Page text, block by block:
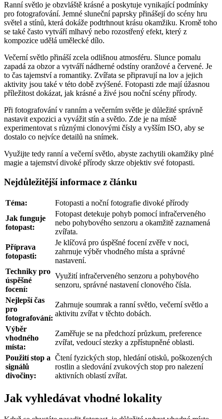
Ranní světlo je obzvláště krásné a poskytuje vynikající podmínky
pro fotografování. Jemné sluneční paprsky přinášejí do scény hru
světel a stínů, která dokáže podtrhnout krásu okamžiku. Kromě toho
se také často vytváří mlhavý nebo rozostřený efekt, který z
kompozice udělá umělecké dílo.
Večerní světlo přináší zcela odlišnou atmosféru. Slunce pomalu
zapadá za obzor a vytváří nádherné odstíny oranžové a červené. Je
to čas tajemství a romantiky. Zvířata se připravují na lov a jejich
aktivity jsou také v této době zvýšené. Fotopasti zde mají úžasnou
příležitost dokázat, jak krásné a živé jsou noční scény přírody.
Při fotografování v ranním a večerním světle je důležité správně
nastavit expozici a vyvážit stín a světlo. Zde je na místě
experimentovat s různými clonovými čísly a vyšším ISO, aby se
dostalo co nejvíce detailů na snímek.
Využijte tedy ranní a večerní světlo, abyste zachytili okamžiky plné
magie a tajemství divoké přírody skrze objektiv své fotopasti.
Nejdůležitější informace z článku
Téma:
Fotopasti a noční fotografie divoké přírody
Jak funguje
fotopast:
Fotopast detekuje pohyb pomocí infračerveného
nebo pohybového senzoru a okamžitě zaznamená
zvířata.
Příprava
fotopasti:
Je klíčová pro úspěšné focení zvěře v noci,
zahrnuje výběr vhodného místa a správné
nastavení.
Techniky pro
úspěšné
focení:
Využití infračerveného senzoru a pohybového
senzoru, správné nastavení clonového čísla.
Nejlepší čas
pro
fotografování:
Zahrnuje soumrak a ranní světlo, večerní světlo a
aktivitu zvířat v těchto dobách.
Výběr
vhodného
místa:
Zaměřuje se na předchozí průzkum, preference
zvířat, vedoucí stezky a zpřístupněné oblasti.
Použití stop a
signálů
divočiny:
Čtení fyzických stop, hledání otisků, poškozených
rostlin a sledování zvukových stop pro nalezení
aktivních oblastí zvířat.
Jak vyhledávat vhodné lokality